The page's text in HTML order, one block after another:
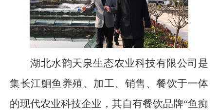
湖北水韵天泉生态农业科技有限公司是
集长江鮰鱼养殖、加工、销售、餐饮于一体
的现代农业科技企业，其自有餐饮品牌“鱼痴